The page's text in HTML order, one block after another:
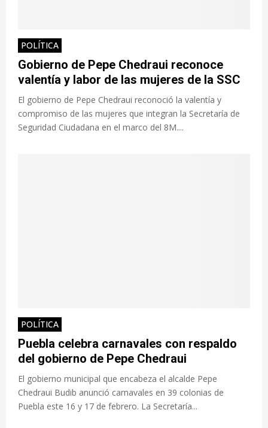
POLÍTICA
Gobierno de Pepe Chedraui reconoce
valentía y labor de las mujeres de la SSC
El gobierno de Pepe Chedraui reconoció la valentía y
compromiso de las mujeres que integran la Secretaría de
Seguridad Ciudadana en el marco del 8M....
POLÍTICA
Puebla celebra carnavales con respaldo
del gobierno de Pepe Chedraui
El gobierno municipal que encabeza el alcalde Pepe
Chedraui Budib anunció carnavales en 39 colonias de
Puebla este 16 y 17 de febrero. La Secretaría...